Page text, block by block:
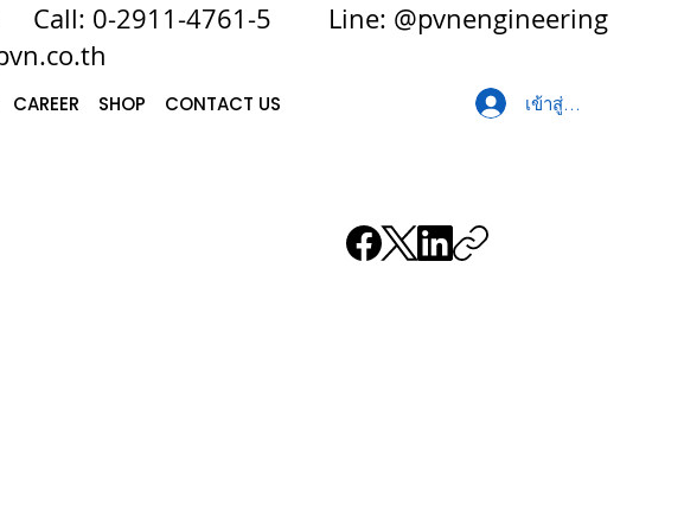
Call: 0-2911-4761-5 Line: @pvnengineering
CAREER SHOP CONTACT US เข้าสู่ระบบ